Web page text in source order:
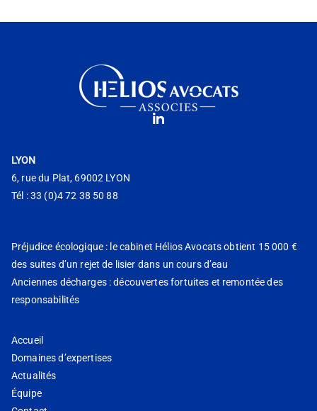
LYON
6, rue du Plat, 69002 LYON
Tél : 33 (0)4 72 38 50 88
Préjudice écologique : le cabinet Hélios Avocats obtient 15 000 €
des suites d’un rejet de lisier dans un cours d’eau
Anciennes décharges : découvertes fortuites et remontée des
responsabilités
Accueil
Domaines d’expertises
Actualités
Équipe